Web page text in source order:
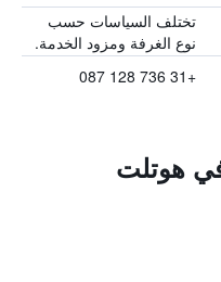
تختلف السياسات حسب
نوع الغرفة ومزود الخدمة.
+31 736 128 087
في هوتلت